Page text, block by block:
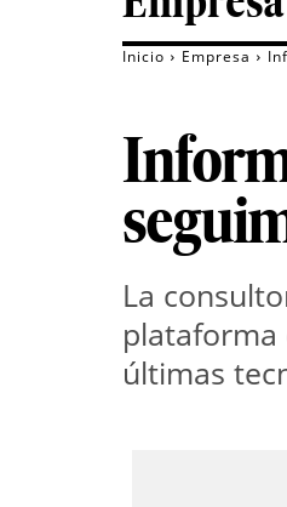
Inicio Empresa
La
plataforma
últimas